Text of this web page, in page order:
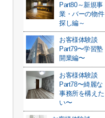
Part80～新規事
業・バーの物件
探し編～
お客様体験談
Part79〜学習塾
開業編〜
お客様体験談
Part78〜綺麗な
事務所を構えた
い〜